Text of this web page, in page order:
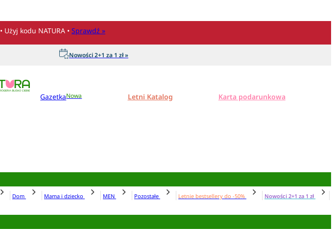
• Użyj kodu NATURA • Sprawdź »
Nowości 2+1 za 1 zł »
GazetkaNowa Letni Katalog Karta podarunkowa
Dom Mama i dziecko MEN Pozostałe Letnie bestsellery do -50%
Nowości 2+1 za 1 zł